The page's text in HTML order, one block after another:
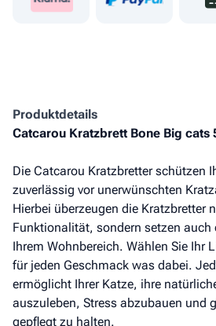
Produkt­details
Catcarou Kratzbrett Bone Big cats
Die Catcarou Kratzbretter schützen
zuverlässig vor unerwünschten
Hierbei überzeugen die Kratzbretter
Funktionalität, sondern setzen auch
Ihrem Wohnbereich. Wählen Sie Ihr
für jeden Geschmack was dabei.
ermöglicht Ihrer Katze, ihre
auszuleben, Stress abzubauen und
gepflegt zu halten.